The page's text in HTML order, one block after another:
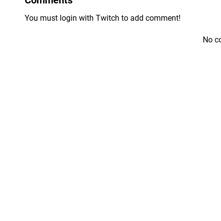
You must login with Twitch to add comment!
No